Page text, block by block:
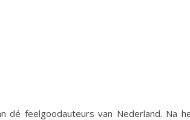
dé feelgoodauteurs van Nederland. Na